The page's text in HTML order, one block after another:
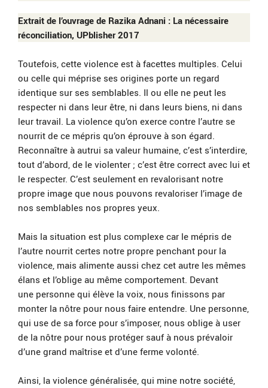
Extrait de l’ouvrage de Razika Adnani : La nécessaire
réconciliation, UPblisher 2017
Toutefois, cette violence est à facettes multiples. Celui
ou celle qui méprise ses origines porte un regard
identique sur ses semblables. Il ou elle ne peut les
respecter ni dans leur être, ni dans leurs biens, ni dans
leur travail. La violence qu’on exerce contre l’autre se
nourrit de ce mépris qu’on éprouve à son égard.
Reconnaître à autrui sa valeur humaine, c’est s’interdire,
tout d’abord, de le violenter ; c’est être correct avec lui et
le respecter. C’est seulement en revalorisant notre
propre image que nous pouvons revaloriser l’image de
nos semblables nos propres yeux.
Mais la situation est plus complexe car le mépris de
l’autre nourrit certes notre propre penchant pour la
violence, mais alimente aussi chez cet autre les mêmes
élans et l’oblige au même comportement. Devant
une personne qui élève la voix, nous finissons par
monter la nôtre pour nous faire entendre. Une personne,
qui use de sa force pour s’imposer, nous oblige à user
de la nôtre pour nous protéger sauf à nous prévaloir
d’une grand maîtrise et d’une ferme volonté.
Ainsi, la violence généralisée, qui mine notre société,